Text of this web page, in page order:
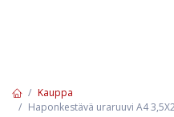
Kauppa
Haponkestävä uraruuvi A4